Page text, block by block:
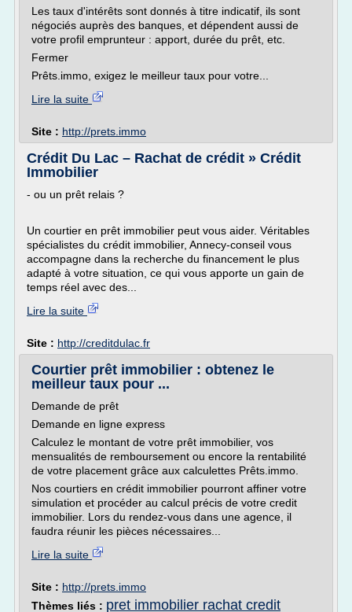
Les taux d'intérêts sont donnés à titre indicatif, ils sont
négociés auprès des banques, et dépendent aussi de
votre profil emprunteur : apport, durée du prêt, etc.
Fermer
Prêts.immo, exigez le meilleur taux pour votre...
Lire la suite
Site : http://prets.immo
Crédit Du Lac – Rachat de crédit » Crédit
Immobilier
- ou un prêt relais ?
Un courtier en prêt immobilier peut vous aider. Véritables
spécialistes du crédit immobilier, Annecy-conseil vous
accompagne dans la recherche du financement le plus
adapté à votre situation, ce qui vous apporte un gain de
temps réel avec des...
Lire la suite
Site : http://creditdulac.fr
Courtier prêt immobilier : obtenez le
meilleur taux pour ...
Demande de prêt
Demande en ligne express
Calculez le montant de votre prêt immobilier, vos
mensualités de remboursement ou encore la rentabilité
de votre placement grâce aux calculettes Prêts.immo.
Nos courtiers en crédit immobilier pourront affiner votre
simulation et procéder au calcul précis de votre credit
immobilier. Lors du rendez-vous dans une agence, il
faudra réunir les pièces nécessaires...
Lire la suite
Site : http://prets.immo
Thèmes liés : pret immobilier rachat credit